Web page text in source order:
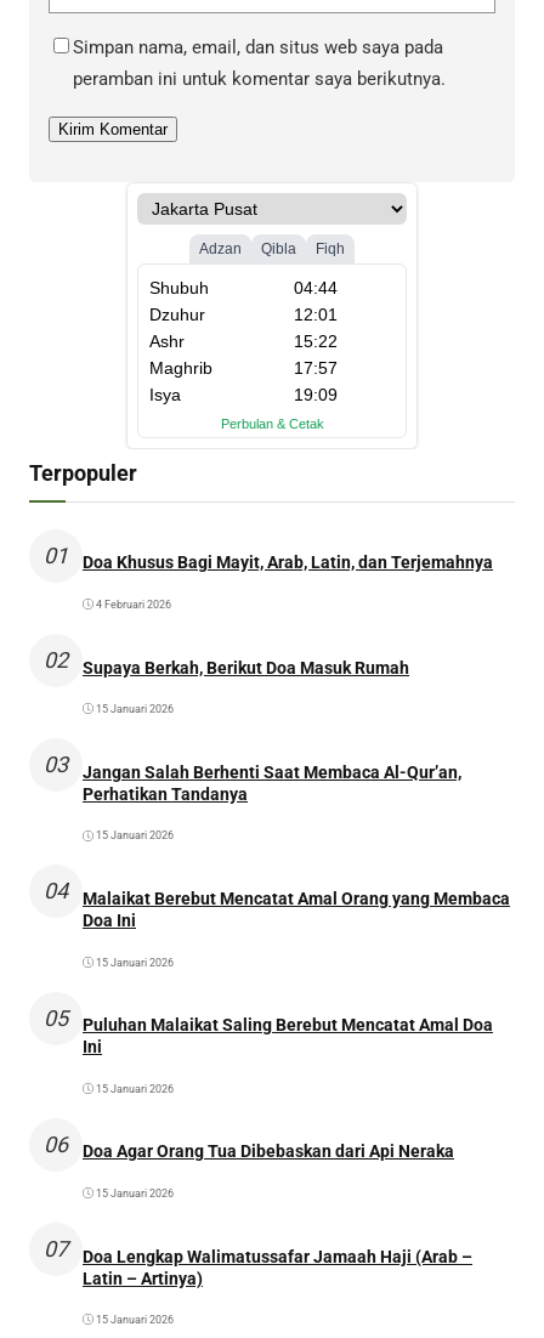
Simpan nama, email, dan situs web saya pada
peramban ini untuk komentar saya berikutnya.
Terpopuler
01 Doa Khusus Bagi Mayit, Arab, Latin, dan Terjemahnya
4 Februari 2026
02 Supaya Berkah, Berikut Doa Masuk Rumah
15 Januari 2026
03
Jangan Salah Berhenti Saat Membaca Al-Qur’an,
Perhatikan Tandanya
15 Januari 2026
04
Malaikat Berebut Mencatat Amal Orang yang Membaca
Doa Ini
15 Januari 2026
05
Puluhan Malaikat Saling Berebut Mencatat Amal Doa
Ini
15 Januari 2026
06 Doa Agar Orang Tua Dibebaskan dari Api Neraka
15 Januari 2026
07
Doa Lengkap Walimatussafar Jamaah Haji (Arab –
Latin – Artinya)
15 Januari 2026